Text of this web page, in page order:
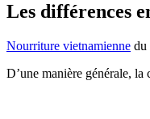
Les différences
Nourriture vietnamienne du
D’une manière générale, la